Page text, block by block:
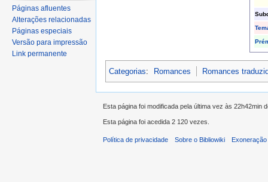
Categorias: Romances Romances
Páginas afluentes
Alterações relacionadas
Páginas especiais
Versão para impressão
Link permanente
Esta página foi modificada pela última vez às 22h42min
Esta página foi acedida 2 120 vezes.
Política de privacidade Sobre o Bibliowiki